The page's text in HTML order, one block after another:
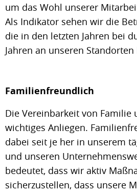
um das Wohl unserer
Als Indikator sehen wir die
die in den letzten Jahren bei
Jahren an unseren Standorten
Familienfreundlich
Die Vereinbarkeit von Familie
wichtiges Anliegen.
dabei seit je her in unserem
und unseren
bedeutet, dass wir aktiv
sicherzustellen, dass unsere